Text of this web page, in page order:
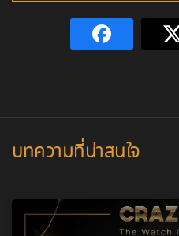
บทความที่น่าสนใจ